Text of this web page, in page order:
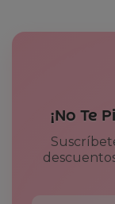
¡No Te